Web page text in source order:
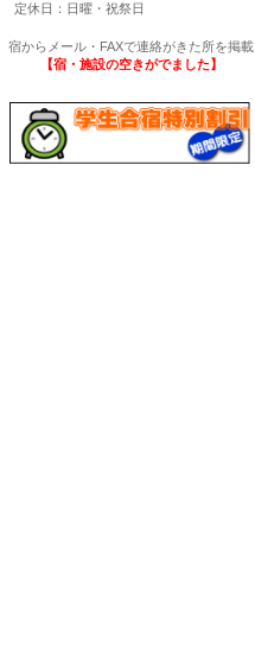
定休日：日曜・祝祭日
宿からメール・FAXで連絡がきた所を掲載
【宿・施設の空きがでました】